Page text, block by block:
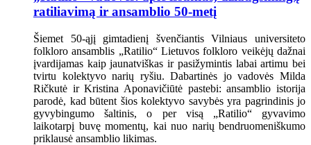
ratiliavimą ir ansamblio 50-metį
Šiemet 50-ąjį gimtadienį švenčiantis Vilniaus universiteto
folkloro ansamblis „Ratilio“ Lietuvos folkloro veikėjų dažnai
įvardijamas kaip jaunatviškas ir pasižymintis labai artimu bei
tvirtu kolektyvo narių ryšiu. Dabartinės jo vadovės Milda
Ričkutė ir Kristina Aponavičiūtė pastebi: ansamblio istorija
parodė, kad būtent šios kolektyvo savybės yra pagrindinis jo
gyvybingumo šaltinis, o per visą „Ratilio“ gyvavimo
laikotarpį buvę momentų, kai nuo narių bendruomeniškumo
priklausė ansamblio likimas.